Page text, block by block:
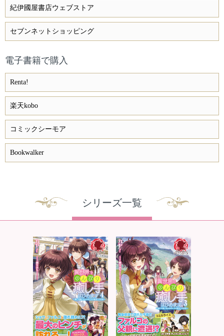
紀伊國屋書店ウェブストア
セブンネットショッピング
電子書籍で購入
Renta!
楽天kobo
コミックシーモア
Bookwalker
シリーズ一覧